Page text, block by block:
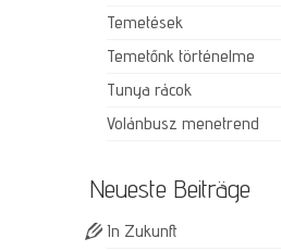
Temetések
Temetőnk történelme
Tunya rácok
Volánbusz menetrend
Neueste Beiträge
In Zukunft